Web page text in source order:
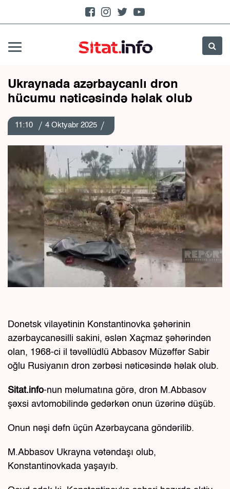
Ukraynada azərbaycanlı dron
hücumu nəticəsində həlak olub
11:10 4 Oktyabr 2025
Donetsk vilayətinin Konstantinovka şəhərinin
azərbaycanəsilli sakini, əslən Xaçmaz şəhərindən
olan, 1968-ci il təvəllüdlü Abbasov Müzəffər Sabir
oğlu Rusiyanın dron zərbəsi nəticəsində həlak olub.
Sitat.info-nun məlumatına görə, dron M.Abbasov
şəxsi avtomobilində gedərkən onun üzərinə düşüb.
Onun nəşi dəfn üçün Azərbaycana göndərilib.
M.Abbasov Ukrayna vətəndaşı olub,
Konstantinovkada yaşayıb.